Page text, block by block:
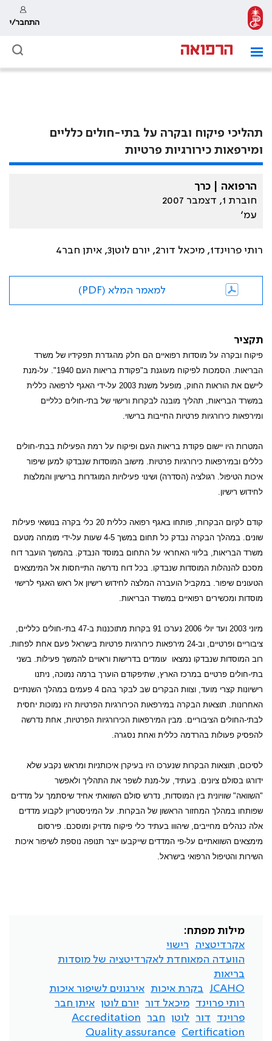
התחבר/י
תהליכי פיקוח ובקרה על בתי-חולים כלליים
ומירפאות כירורגיות פרטיות
הרפואה | כרך
חוברת 1, דצמבר 2007
עמ׳
רותי פרוינד1, מיכאל דור2, יורם לוטן3, איתן חבר4
למאמר המלא (PDF)
תקציר
פיקוח ובקרה על מוסדות רפואיים הם חלק מהגדרת תפקידיו של משרד
הבריאות. הסמכות לפיקוח מעוגנת ב"פקודת בריאות העם 1940". על-מנת
ליישם את הוראות החוק, מופעל משנת 2003
על-ידי האגף לרפואה כללית
במשרד הבריאות, תהליך מובנה לבקרות ורישוי של בתי-חולים כלליים
ומירפאות כירורגיות פרטיות החייבות ברישוי.
המטרות היו יישום פקודת בריאות העם ופיקוח על רמת הפעילות בבתי-חולים
כללים ובמירפאות כירורגיות פרטיות. מישוב המוסדות שנבדקו למען שיפור
איכות הטיפול. רגולציה (הסדרה) ושינוי פעילויות המוגדרות ברישיון והמלצות
לחידוש רישיון.
קודם לקיום הבקרות, פותחו באגף רפואה כללית 20 כלי בקרה בנושאי פעילות
שונים. במהלך הבקרה נבדק כל תחום במשך 4-5 שעות על-ידי מומחה מטעם
משרד הבריאות, בליווי האחראי על התחום במוסד הנבדק. בהמשך הועבר דוח
מסכם להנהלות המוסדות שנבדקו. בכל דוח נדרשה התייחסות אל המימצאים
הטעונים שיפור. במקביל הועברה המלצה לחידוש רישיון אל ראש האגף לרישוי
מוסדות ומכשירים רפואיים במשרד הבריאות.
מיוני 2003 ועד יולי 2006 נערכו 91
בקרות מתוכננות ב-47 בתי-חולים כלליים,
ציבוריים ופרטיים, וב-24 מירפאות כירורגיות פרטיות בישראל פעם אחת לפחות.
רוב המוסדות שנבדקו נמצאו
עומדים בדרישות וראויים להמשך פעילות. בשני
בתי-חולים פרטיים במרכז הארץ, שתיפקודם הוערך ברמה נמוכה, ניתנו
רישיונות קצרי מועד, וצוות הבקרים שב לבקר בהם 4 פעמים במהלך השנתיים
האחרונות. תוצאות הבקרה במירפאות הכירורגיות הפרטיות היו נמוכות יחסית
לבתי-החולים הציבוריים. מבין המירפאות הכירורגיות הפרטיות, אחת נדרשה
להפסיק פעולות בהרדמה כללית ואחת נסגרה.
לסיכום, תוצאות הבקרות שנערכו היו בעיקרן איכותניות ומראש נקבע שלא
ידורגו בסולם ציונים. בעתיד, על-מנת לשפר את התהליך ולאפשר
"השוואה" שוויונית בין המוסדות, נדרש סולם השוואתי אחיד שיסתמך על מדדים
שפותחו במהלך המחזור הראשון של הבקרות. על המיניסטריון לקבוע מדדים
אלה כנהלים מחייבים, שיהווו בעתיד כלי פיקוח מדויק ומוסכם. פירסום
מימצאים השוואתיים על-פי המדדים שייקבעו ייצר תנופה נוספת לשיפור איכות
השירות והטיפול הרפואי בישראל.
מילות מפתח:
אקרדיטציה
רישוי
הוועדה המאוחדת לאקרדיטציה של מוסדות
בריאות
JCAHO
בקרת איכות
אירגונים לשיפור איכות
רותי פרוינד
מיכאל דור יורם לוטן איתן חבר
פרוינד
דור לוטן חבר
Accreditation
Certification
Quality assurance